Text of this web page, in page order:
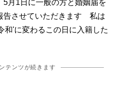
月1日に一般の方と婚姻届を
告させていただきます 私は
和'に変わるこの日に入籍した
テンツが続きます